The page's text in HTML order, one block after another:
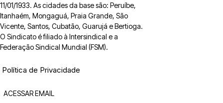
11/01/1933. As cidades da base são: Peruíbe,
Itanhaém, Mongaguá, Praia Grande, São
Vicente, Santos, Cubatão, Guarujá e Bertioga.
O Sindicato é filiado à Intersindical e a
Federação Sindical Mundial (FSM).
Política de Privacidade
ACESSAR EMAIL